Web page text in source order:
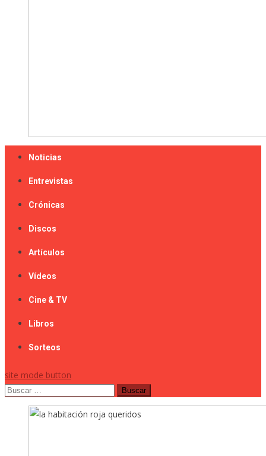
Noticias
Entrevistas
Crónicas
Discos
Artículos
Vídeos
Cine & TV
Libros
Sorteos
site mode button
Buscar: